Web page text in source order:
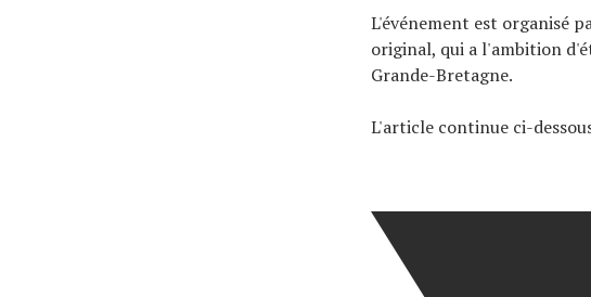
L'événement est organisé
original, qui a l'ambition
Grande-Bretagne.
L'article continue ci-